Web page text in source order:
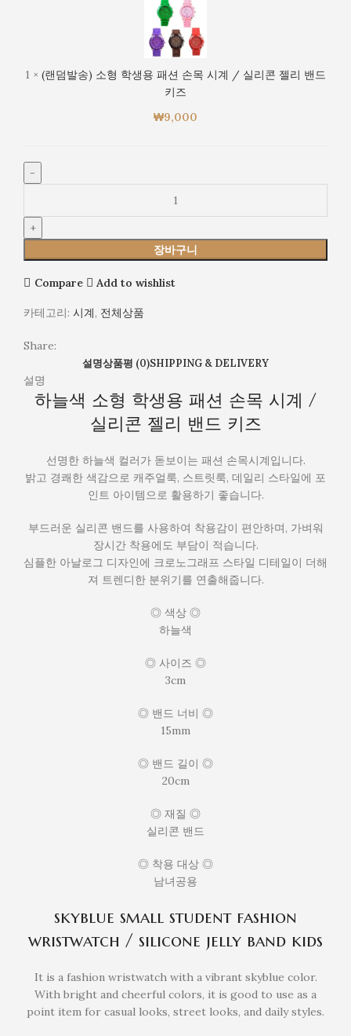
계
/
실
리
콘
젤
리
즈
발
송)
소
학
생
용
목
시
계
/
실
콘
드
즈
1 × (랜덤발송) 소형 학생용 패션 손목 시계 / 실리콘 젤리 밴드
키즈
₩9,000
장바구니
Compare Add to wishlist
카테고리: 시계, 전체상품
Share:
설명상품평 (0)SHIPPING & DELIVERY
설명
하늘색 소형 학생용 패션 손목 시계 /
실리콘 젤리 밴드 키즈
선명한 하늘색 컬러가 돋보이는 패션 손목시계입니다.
밝고 경쾌한 색감으로 캐주얼룩, 스트릿룩, 데일리 스타일에 포
인트 아이템으로 활용하기 좋습니다.
부드러운 실리콘 밴드를 사용하여 착용감이 편안하며, 가벼워
장시간 착용에도 부담이 적습니다.
심플한 아날로그 디자인에 크로노그래프 스타일 디테일이 더해
져 트렌디한 분위기를 연출해줍니다.
◎ 색상 ◎
하늘색
◎ 사이즈 ◎
3cm
◎ 밴드 너비 ◎
15mm
◎ 밴드 길이 ◎
20cm
◎ 재질 ◎
실리콘 밴드
◎ 착용 대상 ◎
남녀공용
skyblue small student fashion
wristwatch / silicone jelly band kids
It is a fashion wristwatch with a vibrant skyblue color.
With bright and cheerful colors, it is good to use as a
point item for casual looks, street looks, and daily styles.